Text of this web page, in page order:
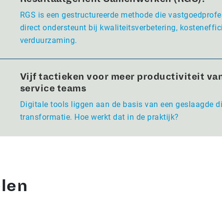
RGS is een gestructureerde methode die
direct ondersteunt bij kwaliteitsverbetering,
verduurzaming.
Vijf tactieken voor meer productiviteit
service teams
Digitale tools liggen aan de basis van een geslaagde
transformatie. Hoe werkt dat in de praktijk?